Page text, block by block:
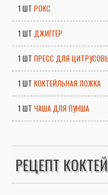
1 ШТ РОКС
1 ШТ ДЖИГГЕР
1 ШТ ПРЕСС ДЛЯ
1 ШТ КОКТЕЙЛЬНАЯ ЛОЖКА
1 ШТ ЧАША ДЛЯ ПУНША
РЕЦЕПТ